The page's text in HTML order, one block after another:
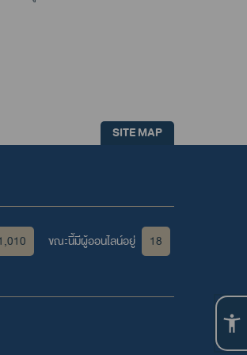
SITE MAP
ขณะนี้มีผู้ออนไลน์อยู่ 18